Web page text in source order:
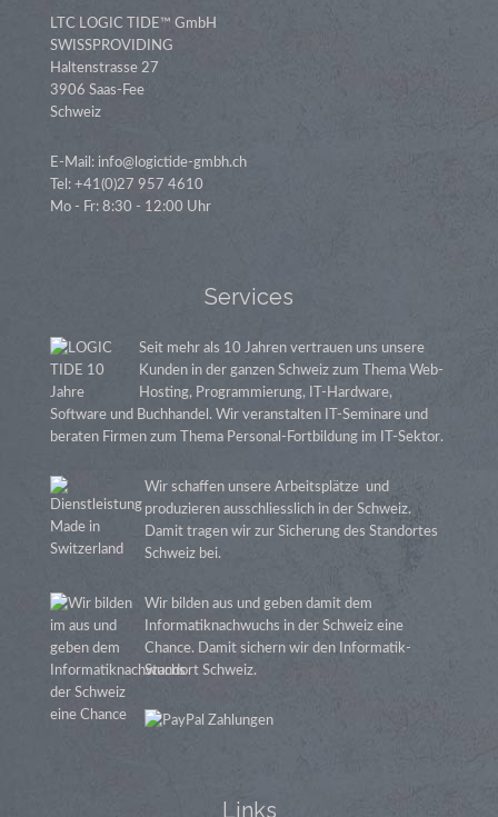
LTC LOGIC TIDE™ GmbH
SWISSPROVIDING
Haltenstrasse 27
3906 Saas-Fee
Schweiz
E-Mail: info@logictide-gmbh.ch
Tel: +41(0)27 957 4610
Mo - Fr: 8:30 - 12:00 Uhr
Services
Seit mehr als 10 Jahren vertrauen uns unsere
Kunden in der ganzen Schweiz zum Thema Web-
Hosting, Programmierung, IT-Hardware,
Software und Buchhandel. Wir veranstalten IT-Seminare und
beraten Firmen zum Thema Personal-Fortbildung im IT-Sektor.
Wir schaffen unsere Arbeitsplätze und
produzieren ausschliesslich in der Schweiz.
Damit tragen wir zur Sicherung des Standortes
Schweiz bei.
Wir bilden aus und geben damit dem
Informatiknachwuchs in der Schweiz eine
Chance. Damit sichern wir den Informatik-
Standort Schweiz.
Links